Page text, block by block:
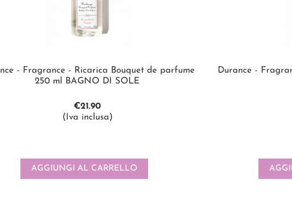
- Fragrance - Ricarica Bouquet de parfume
250 ml BAGNO DI SOLE
€21.90
(Iva inclusa)
AGGIUNGI AL CARRELLO
Durance -